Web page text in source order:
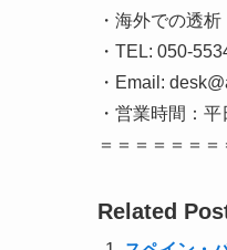
・海外での透
・TEL: 050-
・Email:
・営業時間：
＝＝＝＝＝＝
Related